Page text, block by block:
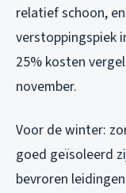
relatief schoon,
verstoppingspiek
25% kosten
november.
Voor de winter:
goed geïsoleerd
bevroren